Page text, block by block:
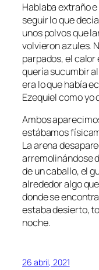
Hablaba extraño
seguir lo que
unos polvos que
volvieron azules.
parpados, el
quería sucumbir
era lo que había
Ezequiel como yo
Ambos
estábamos
La arena
arremolinándose
de un caballo, el
alrededor algo
donde se
estaba desierto,
noche.
26 abril, 2021